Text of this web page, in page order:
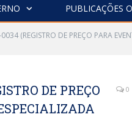
PUBLICAÇÕES
(REGISTRO DE PREÇO PARA
DE PREÇO
0